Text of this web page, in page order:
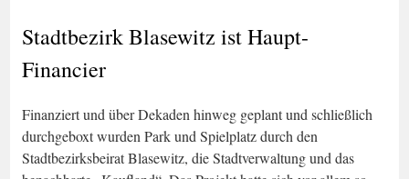
Stadtbezirk Blasewitz ist Haupt-
Financier
Finanziert und über Dekaden hinweg geplant und schließlich
durchgeboxt wurden Park und Spielplatz durch den
Stadtbezirksbeirat Blasewitz, die Stadtverwaltung und das